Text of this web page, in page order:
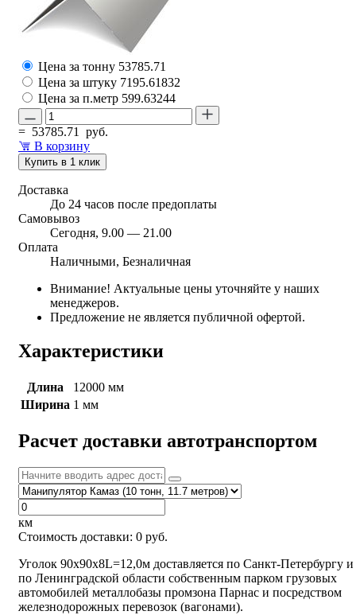
Цена за тонну 53785.71
Цена за штуку 7195.61832
Цена за п.метр 599.63244
= 53785.71
руб.
В корзину
Купить в 1 клик
Доставка
До 24 часов после предоплаты
Самовывоз
Сегодня, 9.00 — 21.00
Оплата
Наличными, Безналичная
Внимание! Актуальные цены уточняйте у наших
менеджеров.
Предложение не является публичной офертой.
Характеристики
Длина
12000 мм
Ширина 1 мм
Расчет доставки автотранспортом
км
Стоимость доставки: 0 руб.
Уголок 90х90х8L=12,0м доставляется по Санкт-Петербургу и
по Ленинградской области собственным парком грузовых
автомобилей металлобазы промзона Парнас и посредством
железнодорожных перевозок (вагонами).